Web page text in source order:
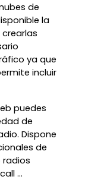
de
la
ya que
incluir
puedes
de
Dispone
de
radios
...